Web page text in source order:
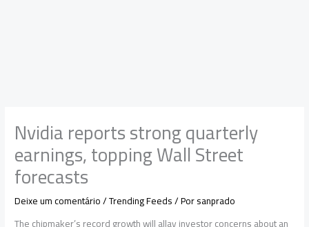
Nvidia reports strong quarterly
earnings, topping Wall Street
forecasts
Deixe um comentário/Trending Feeds/ Porsanprado